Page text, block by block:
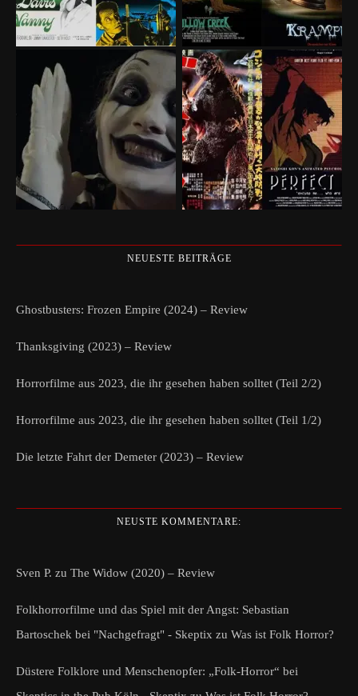
NEUESTE BEITRÄGE
Ghostbusters: Frozen Empire (2024) – Review
Thanksgiving (2023) – Review
Horrorfilme aus 2023, die ihr gesehen haben solltet (Teil 2/2)
Horrorfilme aus 2023, die ihr gesehen haben solltet (Teil 1/2)
Die letzte Fahrt der Demeter (2023) – Review
NEUSTE KOMMENTARE:
Sven P. zu The Widow (2020) – Review
Folkhorrorfilme und das Spiel mit der Angst: Sebastian
Bartoschek bei "Nachgefragt" - Skeptix zu Was ist Folk Horror?
Düstere Folklore und Menschenopfer: „Folk-Horror“ bei